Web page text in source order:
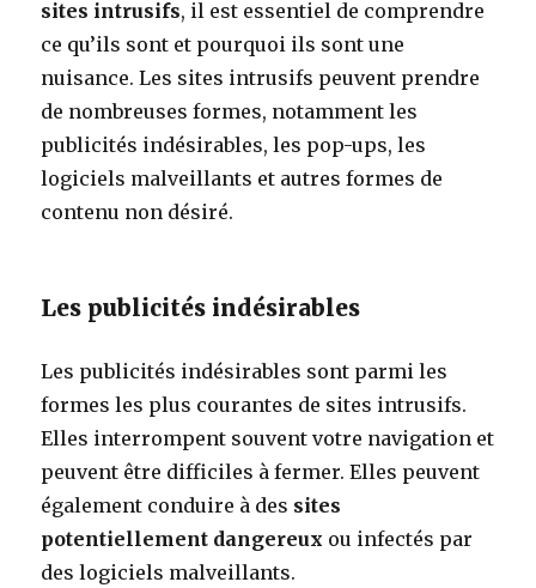
sites intrusifs, il est essentiel de comprendre
ce qu’ils sont et pourquoi ils sont une
nuisance. Les sites intrusifs peuvent prendre
de nombreuses formes, notamment les
publicités indésirables, les pop-ups, les
logiciels malveillants et autres formes de
contenu non désiré.
Les publicités indésirables
Les publicités indésirables sont parmi les
formes les plus courantes de sites intrusifs.
Elles interrompent souvent votre navigation et
peuvent être difficiles à fermer. Elles peuvent
également conduire à des sites
potentiellement dangereux ou infectés par
des logiciels malveillants.